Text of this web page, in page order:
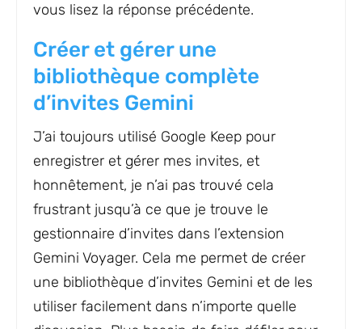
vous lisez la réponse précédente.
Créer et gérer une
bibliothèque complète
d’invites Gemini
J’ai toujours utilisé Google Keep pour
enregistrer et gérer mes invites, et
honnêtement, je n’ai pas trouvé cela
frustrant jusqu’à ce que je trouve le
gestionnaire d’invites dans l’extension
Gemini Voyager. Cela me permet de créer
une bibliothèque d’invites Gemini et de les
utiliser facilement dans n’importe quelle